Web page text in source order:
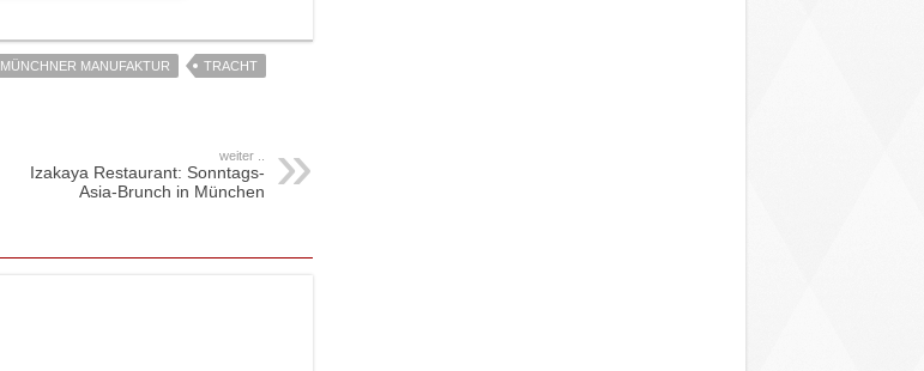
MÜNCHNER MANUFAKTUR
TRACHT
weiter ..
Izakaya Restaurant: Sonntags-
Asia-Brunch in München